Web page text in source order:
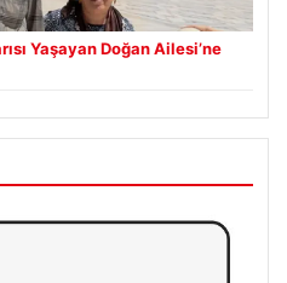
Yaşayan Doğan Ailesi’ne